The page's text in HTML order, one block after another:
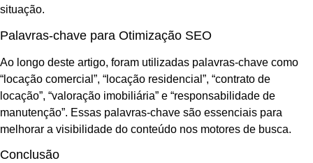
situação.
Palavras-chave para Otimização SEO
Ao longo deste artigo, foram utilizadas palavras-chave como
“locação comercial”, “locação residencial”, “contrato de
locação”, “valoração imobiliária” e “responsabilidade de
manutenção”. Essas palavras-chave são essenciais para
melhorar a visibilidade do conteúdo nos motores de busca.
Conclusão